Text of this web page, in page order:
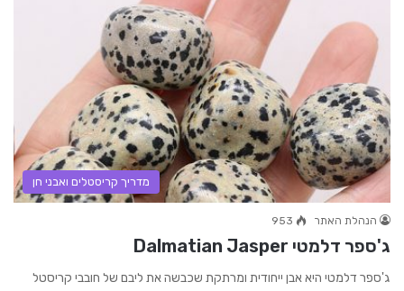
מדריך קריסטלים ואבני חן
הנהלת האתר 953
ג'ספר דלמטי Dalmatian Jasper
ג'ספר דלמטי היא אבן ייחודית ומרתקת שכבשה את ליבם של חובבי קריסטל